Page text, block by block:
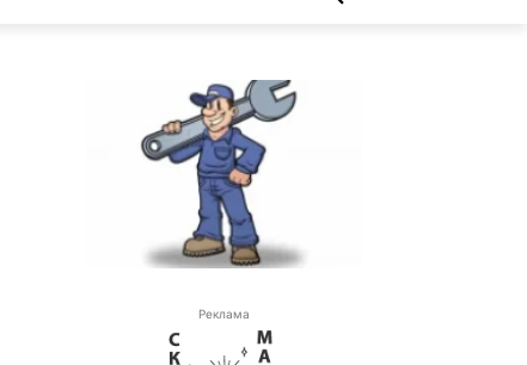
Реклама